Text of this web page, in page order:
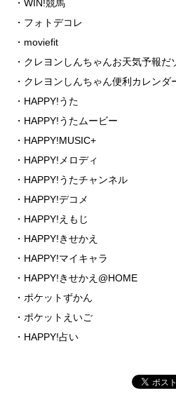
・WIN!競馬
・フォトデコレ
・moviefit
・クレヨンしんちゃんお天気予報だ
・クレヨンしんちゃん便利カレンダ
・HAPPY!うた
・HAPPY!うたムービー
・HAPPY!MUSIC+
・HAPPY!メロディ
・HAPPY!うたチャンネル
・HAPPY!デコメ
・HAPPY!えもじ
・HAPPY!きせかえ
・HAPPY!マイキャラ
・HAPPY!きせかえ@HOME
・ポケットずかん
・ポケットえいご
・HAPPY!占い